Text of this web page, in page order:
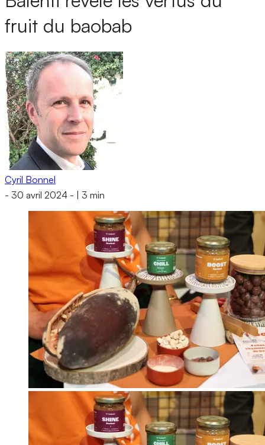
fruit du baobab
Cyril Bonnel
- 30 avril 2024 - 3 min